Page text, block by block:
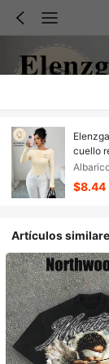
cuello
$8.44
Artículos